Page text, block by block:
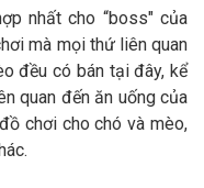
nhất cho “boss" của
mà mọi thứ liên quan
đều có bán tại đây, kể
quan đến ăn uống của
chơi cho chó và mèo,